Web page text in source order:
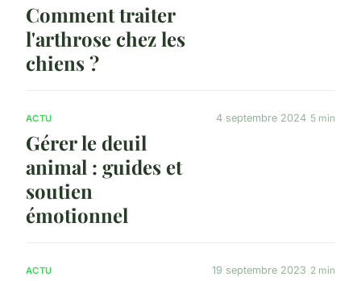
Comment traiter
l'arthrose chez les
chiens ?
ACTU
Gérer le deuil
animal : guides et
soutien
émotionnel
4 septembre 2024 5 min
ACTU 19 septembre 2023 2 min